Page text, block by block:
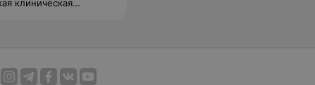
клиническая